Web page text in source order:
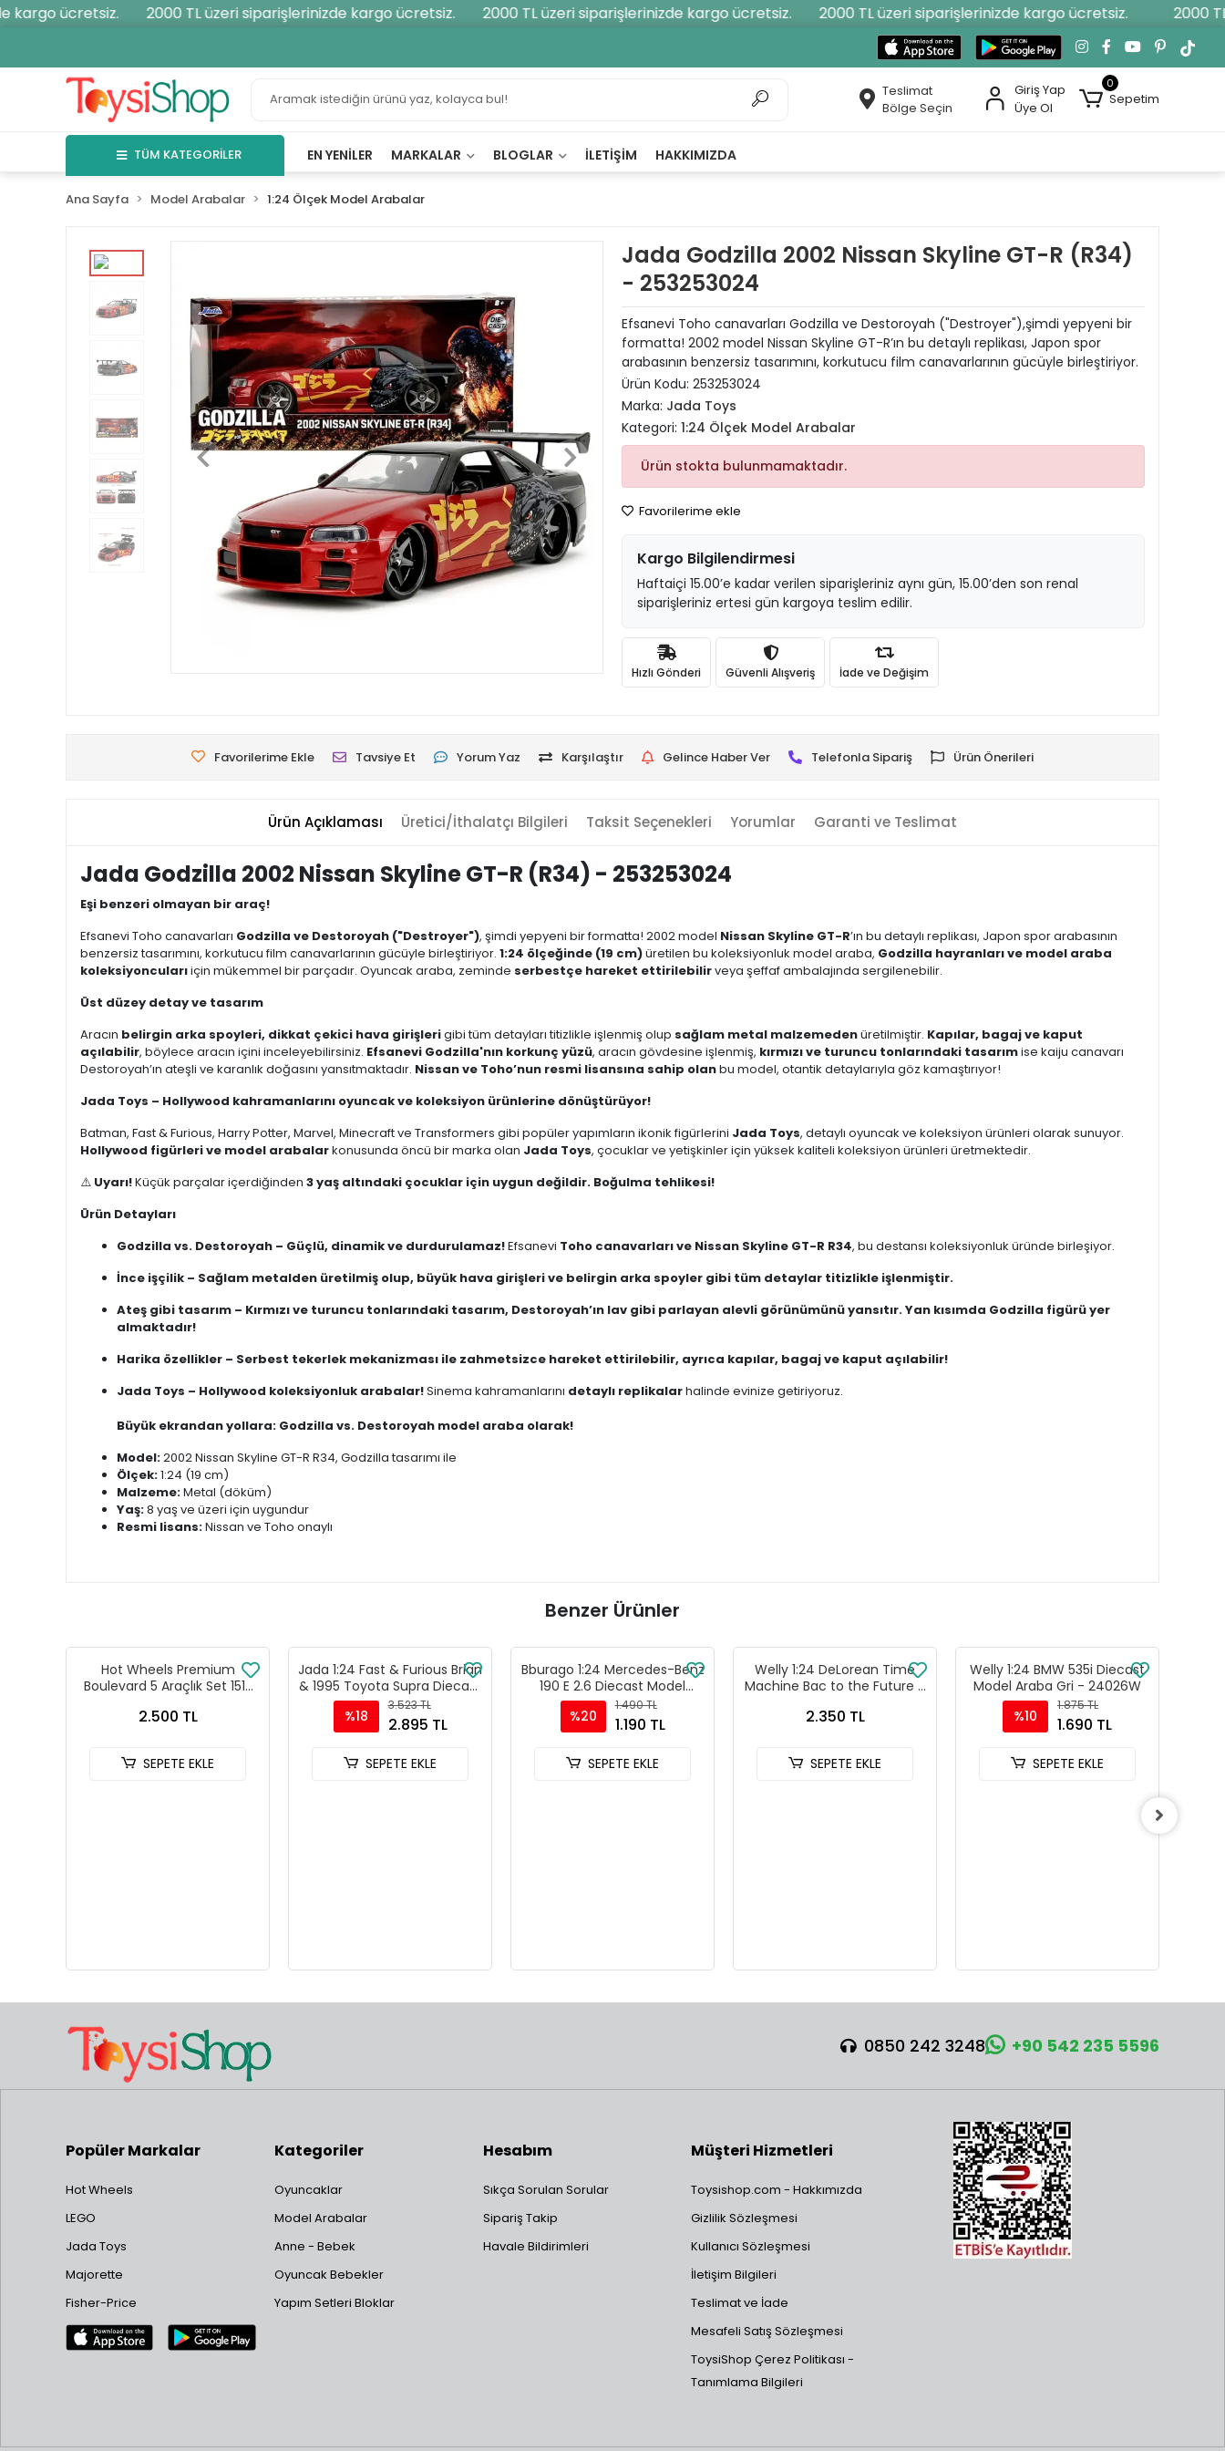
ücretsiz. 2000 TL üzeri siparişlerinizde kargo ücretsiz. 2000 TL üzeri siparişlerinizde kargo ücretsiz. 2000 TL üzeri siparişlerinizde kargo ücretsiz. 2000 TL
Teslimat
Bölge Seçin
Giriş Yap
Üye Ol
0
Sepetim
TÜM KATEGORİLER EN YENILER MARKALAR BLOGLAR İLETIŞIM HAKKIMIZDA
Ana Sayfa Model Arabalar 1:24 Ölçek Model Arabalar
Jada Godzilla 2002 Nissan Skyline GT-R (R34)
- 253253024
Efsanevi Toho canavarları Godzilla ve Destoroyah ("Destroyer"),şimdi yepyeni bir
formatta! 2002 model Nissan Skyline GT-R’ın bu detaylı replikası, Japon spor
arabasının benzersiz tasarımını, korkutucu film canavarlarının gücüyle birleştiriyor.
Ürün Kodu: 253253024
Marka: Jada Toys
Kategori: 1:24 Ölçek Model Arabalar
Ürün stokta bulunmamaktadır.
Favorilerime ekle
Kargo Bilgilendirmesi
Haftaiçi 15.00’e kadar verilen siparişleriniz aynı gün, 15.00’den son renal
siparişleriniz ertesi gün kargoya teslim edilir.
Hızlı Gönderi Güvenli Alışveriş İade ve Değişim
Favorilerime Ekle Tavsiye Et Yorum Yaz Karşılaştır Gelince Haber Ver Telefonla Sipariş Ürün Önerileri
Ürün Açıklaması Üretici/İthalatçı Bilgileri Taksit Seçenekleri Yorumlar Garanti ve Teslimat
Jada Godzilla 2002 Nissan Skyline GT-R (R34) - 253253024
Eşi benzeri olmayan bir araç!
Efsanevi Toho canavarları Godzilla ve Destoroyah ("Destroyer"), şimdi yepyeni bir formatta! 2002 model Nissan Skyline GT-R’ın bu detaylı replikası, Japon spor arabasının
benzersiz tasarımını, korkutucu film canavarlarının gücüyle birleştiriyor. 1:24 ölçeğinde (19 cm)üretilen bu koleksiyonluk model araba, Godzilla hayranları ve model araba
koleksiyoncularıiçin mükemmel bir parçadır. Oyuncak araba, zeminde serbestçe hareket ettirilebilirveya şeffaf ambalajında sergilenebilir.
Üst düzey detay ve tasarım
Aracın belirgin arka spoyleri, dikkat çekici hava girişlerigibi tüm detayları titizlikle işlenmiş olup sağlam metal malzemedenüretilmiştir. Kapılar, bagaj ve kaput
açılabilir, böylece aracın içini inceleyebilirsiniz. Efsanevi Godzilla'nın korkunç yüzü, aracın gövdesine işlenmiş, kırmızı ve turuncu tonlarındaki tasarımise kaiju canavarı
Destoroyah’ın ateşli ve karanlık doğasını yansıtmaktadır. Nissan ve Toho’nun resmi lisansına sahip olanbu model, otantik detaylarıyla göz kamaştırıyor!
Jada Toys – Hollywood kahramanlarını oyuncak ve koleksiyon ürünlerine dönüştürüyor!
Batman, Fast & Furious, Harry Potter, Marvel, Minecraft ve Transformers gibi popüler yapımların ikonik figürlerini Jada Toys, detaylı oyuncak ve koleksiyon ürünleri olarak sunuyor.
Hollywood figürleri ve model arabalarkonusunda öncü bir marka olan Jada Toys, çocuklar ve yetişkinler için yüksek kaliteli koleksiyon ürünleri üretmektedir.
⚠️ Uyarı!Küçük parçalar içerdiğinden 3 yaş altındaki çocuklar için uygun değildir. Boğulma tehlikesi!
Ürün Detayları
Godzilla vs. Destoroyah – Güçlü, dinamik ve durdurulamaz!Efsanevi Toho canavarları ve Nissan Skyline GT-R R34, bu destansı koleksiyonluk üründe birleşiyor.
İnce işçilik – Sağlam metalden üretilmiş olup, büyük hava girişleri ve belirgin arka spoyler gibi tüm detaylar titizlikle işlenmiştir.
Ateş gibi tasarım – Kırmızı ve turuncu tonlarındaki tasarım, Destoroyah’ın lav gibi parlayan alevli görünümünü yansıtır. Yan kısımda Godzilla figürü yer
almaktadır!
Harika özellikler – Serbest tekerlek mekanizması ile zahmetsizce hareket ettirilebilir, ayrıca kapılar, bagaj ve kaput açılabilir!
Jada Toys – Hollywood koleksiyonluk arabalar!Sinema kahramanlarını detaylı replikalarhalinde evinize getiriyoruz.
Büyük ekrandan yollara: Godzilla vs. Destoroyah model araba olarak!
Model:2002 Nissan Skyline GT-R R34, Godzilla tasarımı ile
Ölçek:1:24 (19 cm)
Malzeme:Metal (döküm)
Yaş:8 yaş ve üzeri için uygundur
Resmi lisans:Nissan ve Toho onaylı
Benzer Ürünler
Hot Wheels Premium
Boulevard 5 Araçlık Set 151-
2.500 TL
SEPETE EKLE
Jada 1:24 Fast & Furious Brian
& 1995 Toyota Supra Diecast
Model Araba - 30738
%18
3.523 TL
2.895 TL
SEPETE EKLE
Bburago 1:24 Mercedes-Benz
190 E 2.6 Diecast Model
Araba - Kırmızı
%20
1.490 TL
1.190 TL
SEPETE EKLE
Welly 1:24 DeLorean Time
Machine Bac to the Future 3
2.350 TL
SEPETE EKLE
Welly 1:24 BMW 535i Diecast
Model Araba Gri - 24026W
%10
1.875 TL
1.690 TL
SEPETE EKLE
0850 242 3248 +90 542 235 5596
Popüler Markalar
Hot Wheels
LEGO
Jada Toys
Majorette
Fisher-Price
Kategoriler
Oyuncaklar
Model Arabalar
Anne - Bebek
Oyuncak Bebekler
Yapım Setleri Bloklar
Hesabım
Sıkça Sorulan Sorular
Sipariş Takip
Havale Bildirimleri
Müşteri Hizmetleri
Toysishop.com - Hakkımızda
Gizlilik Sözleşmesi
Kullanıcı Sözleşmesi
İletişim Bilgileri
Teslimat ve İade
Mesafeli Satış Sözleşmesi
ToysiShop Çerez Politikası -
Tanımlama Bilgileri